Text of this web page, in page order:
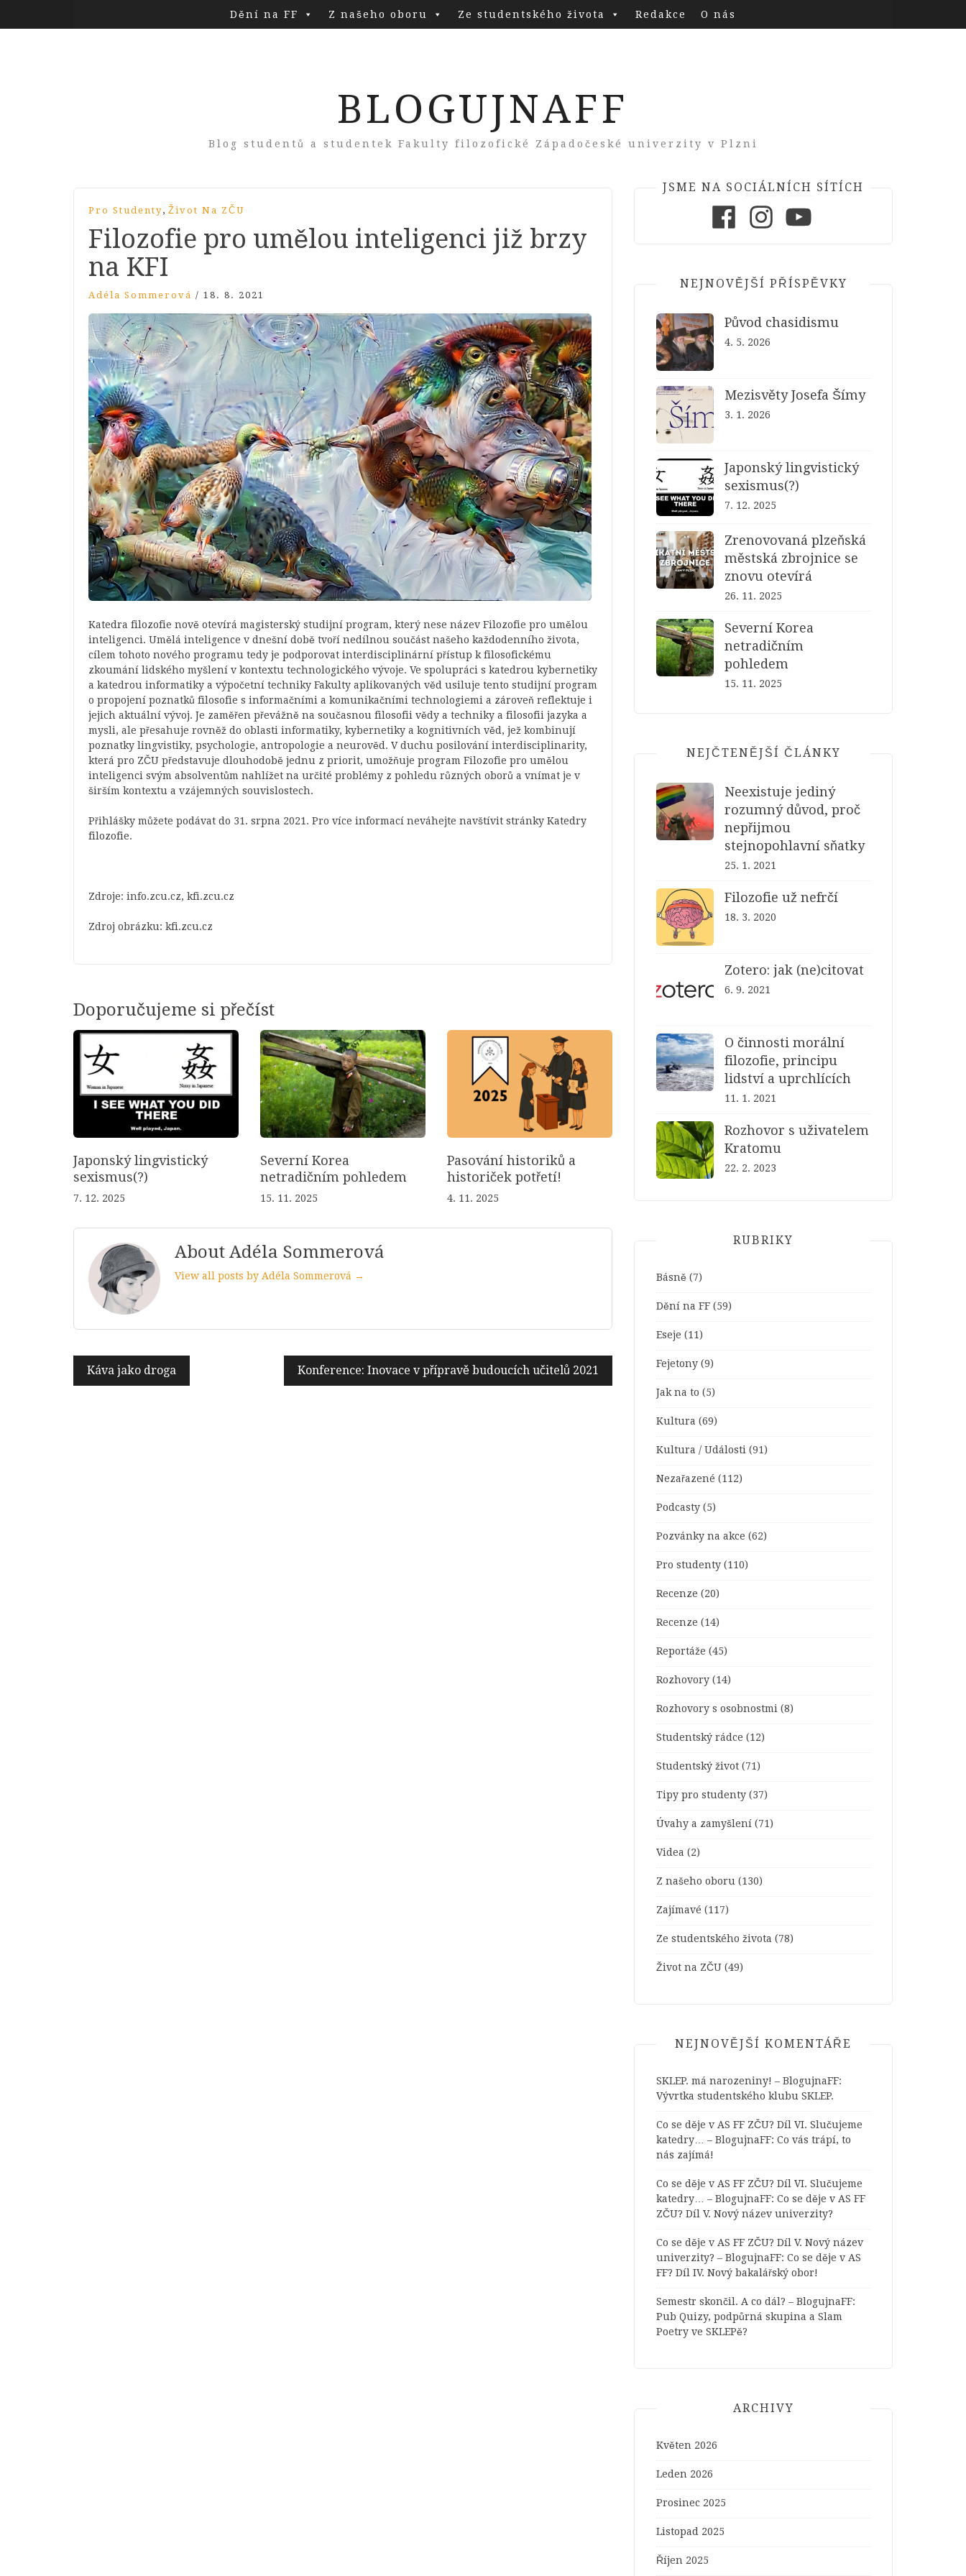
Dění na FF Z našeho oboru Ze studentského života Redakce O nás
BLOGUJNAFF
Blog studentů a studentek Fakulty filozofické Západočeské univerzity v Plzni
Pro Studenty, Život Na ZČU
Filozofie pro umělou inteligenci již brzy
na KFI
Adéla Sommerová / 18. 8. 2021
Katedra filozofie nově otevírá magisterský studijní program, který nese název Filozofie pro umělou
inteligenci. Umělá inteligence v dnešní době tvoří nedílnou součást našeho každodenního života,
cílem tohoto nového programu tedy je podporovat interdisciplinární přístup k filosofickému
zkoumání lidského myšlení v kontextu technologického vývoje. Ve spolupráci s katedrou kybernetiky
a katedrou informatiky a výpočetní techniky Fakulty aplikovaných věd usiluje tento studijní program
o propojení poznatků filosofie s informačními a komunikačními technologiemi a zároveň reflektuje i
jejich aktuální vývoj. Je zaměřen převážně na současnou filosofii vědy a techniky a filosofii jazyka a
mysli, ale přesahuje rovněž do oblasti informatiky, kybernetiky a kognitivních věd, jež kombinují
poznatky lingvistiky, psychologie, antropologie a neurověd. V duchu posilování interdisciplinarity,
která pro ZČU představuje dlouhodobě jednu z priorit, umožňuje program Filozofie pro umělou
inteligenci svým absolventům nahlížet na určité problémy z pohledu různých oborů a vnímat je v
širším kontextu a vzájemných souvislostech.
Přihlášky můžete podávat do 31. srpna 2021. Pro více informací neváhejte navštívit stránky Katedry
filozofie.
Zdroje: info.zcu.cz, kfi.zcu.cz
Zdroj obrázku: kfi.zcu.cz
Doporučujeme si přečíst
Japonský lingvistický
sexismus(?)
7. 12. 2025
Severní Korea
netradičním pohledem
15. 11. 2025
Pasování historiků a
historiček potřetí!
4. 11. 2025
About Adéla Sommerová
View all posts by Adéla Sommerová →
Navigace
pro
Káva jako droga Konference: Inovace v přípravě budoucích učitelů 2021
JSME NA SOCIÁLNÍCH SÍTÍCH
NEJNOVĚJŠÍ PŘÍSPĚVKY
Původ chasidismu
4. 5. 2026
Mezisvěty Josefa Šímy
3. 1. 2026
Japonský lingvistický
sexismus(?)
7. 12. 2025
Zrenovovaná plzeňská
městská zbrojnice se
znovu otevírá
26. 11. 2025
Severní Korea
netradičním
pohledem
15. 11. 2025
NEJČTENĚJŠÍ ČLÁNKY
Neexistuje jediný
rozumný důvod, proč
nepřijmou
stejnopohlavní sňatky
25. 1. 2021
Filozofie už nefrčí
18. 3. 2020
Zotero: jak (ne)citovat
6. 9. 2021
O činnosti morální
filozofie, principu
lidství a uprchlících
11. 1. 2021
Rozhovor s uživatelem
Kratomu
22. 2. 2023
RUBRIKY
Básně (7)
Dění na FF (59)
Eseje (11)
Fejetony (9)
Jak na to (5)
Kultura (69)
Kultura / Události (91)
Nezařazené (112)
Podcasty (5)
Pozvánky na akce (62)
Pro studenty (110)
Recenze (20)
Recenze (14)
Reportáže (45)
Rozhovory (14)
Rozhovory s osobnostmi (8)
Studentský rádce (12)
Studentský život (71)
Tipy pro studenty (37)
Úvahy a zamyšlení (71)
Videa (2)
Z našeho oboru (130)
Zajímavé (117)
Ze studentského života (78)
Život na ZČU (49)
NEJNOVĚJŠÍ KOMENTÁŘE
SKLEP. má narozeniny! – BlogujnaFF:
Vývrtka studentského klubu SKLEP.
Co se děje v AS FF ZČU? Díl VI. Slučujeme
katedry… – BlogujnaFF: Co vás trápí, to
nás zajímá!
Co se děje v AS FF ZČU? Díl VI. Slučujeme
katedry… – BlogujnaFF: Co se děje v AS FF
ZČU? Díl V. Nový název univerzity?
Co se děje v AS FF ZČU? Díl V. Nový název
univerzity? – BlogujnaFF: Co se děje v AS
FF? Díl IV. Nový bakalářský obor!
Semestr skončil. A co dál? – BlogujnaFF:
Pub Quizy, podpůrná skupina a Slam
Poetry ve SKLEPě?
ARCHIVY
Květen 2026
Leden 2026
Prosinec 2025
Listopad 2025
Říjen 2025